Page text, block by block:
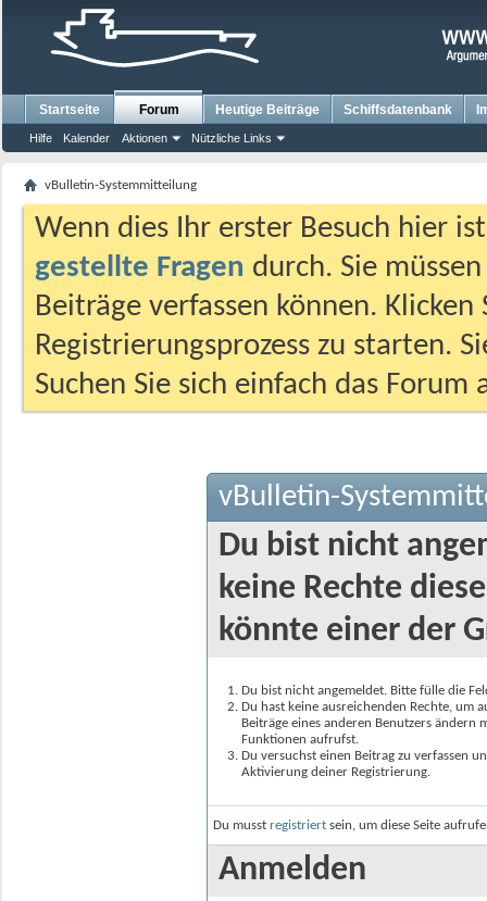
Startseite Forum
Hilfe Kalender Aktionen Nützliche Links
Heutige Beiträge Schiffsdatenbank
vBulletin-Systemmitteilung
Wenn dies Ihr erster Besuch hier
gestellte Fragen durch. Sie
Beiträge verfassen können.
Registrierungsprozess zu starten.
Suchen Sie sich einfach das
vBulletin-
Du bist nicht
keine Rechte
könnte einer der
Du bist nicht angemeldet. Bitte fülle die
Du hast keine ausreichenden Rechte, um
Beiträge eines anderen Benutzers
Funktionen aufrufst.
Du versuchst einen Beitrag zu verfassen
Aktivierung deiner Registrierung.
Du musst registriert sein, um diese Seite
Anmelden